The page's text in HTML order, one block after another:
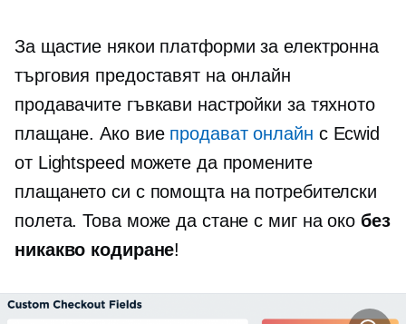
За щастие някои платформи за електронна
търговия предоставят на онлайн
продавачите гъвкави настройки за тяхното
плащане. Ако вие продават онлайн с Ecwid
от Lightspeed можете да промените
плащането си с помощта на потребителски
полета. Това може да стане с миг на око без
никакво кодиране!